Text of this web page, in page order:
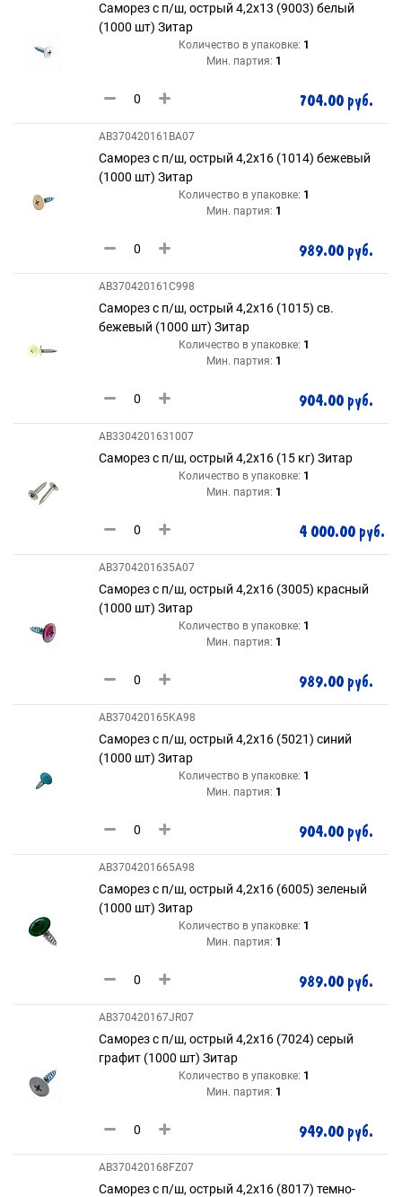
Саморез с п/ш, острый 4,2х13 (9003) белый
(1000 шт) Зитар
Количество в упаковке: 1
Мин. партия: 1
704.00 руб.
AB370420161BA07
Саморез с п/ш, острый 4,2х16 (1014) бежевый
(1000 шт) Зитар
Количество в упаковке: 1
Мин. партия: 1
989.00 руб.
AB370420161C998
Саморез с п/ш, острый 4,2х16 (1015) св.
бежевый (1000 шт) Зитар
Количество в упаковке: 1
Мин. партия: 1
904.00 руб.
AB3304201631007
Саморез с п/ш, острый 4,2х16 (15 кг) Зитар
Количество в упаковке: 1
Мин. партия: 1
4 000.00 руб.
AB3704201635A07
Саморез с п/ш, острый 4,2х16 (3005) красный
(1000 шт) Зитар
Количество в упаковке: 1
Мин. партия: 1
989.00 руб.
AB370420165KA98
Саморез с п/ш, острый 4,2х16 (5021) синий
(1000 шт) Зитар
Количество в упаковке: 1
Мин. партия: 1
904.00 руб.
AB3704201665A98
Саморез с п/ш, острый 4,2х16 (6005) зеленый
(1000 шт) Зитар
Количество в упаковке: 1
Мин. партия: 1
989.00 руб.
AB370420167JR07
Саморез с п/ш, острый 4,2х16 (7024) серый
графит (1000 шт) Зитар
Количество в упаковке: 1
Мин. партия: 1
949.00 руб.
AB370420168FZ07
Саморез с п/ш, острый 4,2х16 (8017) темно-